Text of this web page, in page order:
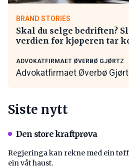
BRAND STORIES
Skal du selge bedriften?
verdien før kjøperen tar
ADVOKATFIRMAET ØVERBØ GJØRTZ
Advokatfirmaet Øverbø
Siste nytt
Den store kraftprøva
Regjeringa kan rekne med ein
ein våt haust.